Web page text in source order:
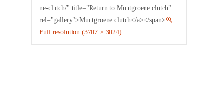
ne-clutch/" title="Return to Muntgroene clutch"
rel="gallery">Muntgroene clutch</a></span>
Full resolution (3707 × 3024)